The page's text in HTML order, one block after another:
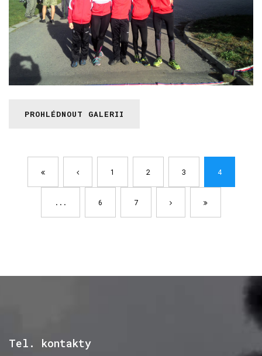
PROHLÉDNOUT GALERII
1 2 3 4
... 6 7
Tel. kontakty